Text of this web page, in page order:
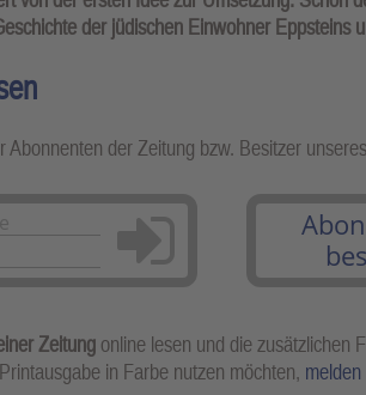
der jüdischen Einwohner Eppsteins
Abonnenten der Zeitung bzw. Besitzer
Anmelden
Zeitung online lesen und die zusätzlichen
in Farbe nutzen möchten,